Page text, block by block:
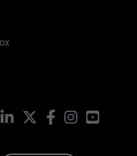
LinkedIn FacebookInstagramYouTube